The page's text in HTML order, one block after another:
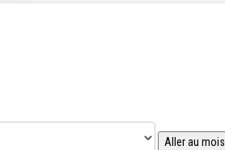
Aller au mois